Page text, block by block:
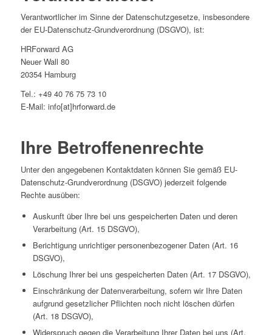
Verantwortlicher im Sinne der Datenschutzgesetze, insbesondere
der EU-Datenschutz-Grundverordnung (DSGVO), ist:
HRForward AG
Neuer Wall 80
20354 Hamburg
Tel.: +49 40 76 75 73 10
E-Mail: info[at]hrforward.de
Ihre Betroffenenrechte
Unter den angegebenen Kontaktdaten können Sie gemäß EU-
Datenschutz-Grundverordnung (DSGVO) jederzeit folgende
Rechte ausüben:
Auskunft über Ihre bei uns gespeicherten Daten und deren
Verarbeitung (Art. 15 DSGVO),
Berichtigung unrichtiger personenbezogener Daten (Art. 16
DSGVO),
Löschung Ihrer bei uns gespeicherten Daten (Art. 17 DSGVO),
Einschränkung der Datenverarbeitung, sofern wir Ihre Daten
aufgrund gesetzlicher Pflichten noch nicht löschen dürfen
(Art. 18 DSGVO),
Widerspruch gegen die Verarbeitung Ihrer Daten bei uns (Art.